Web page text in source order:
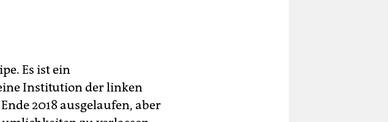
Es ist ein
Institution der linken
2018 ausgelaufen, aber